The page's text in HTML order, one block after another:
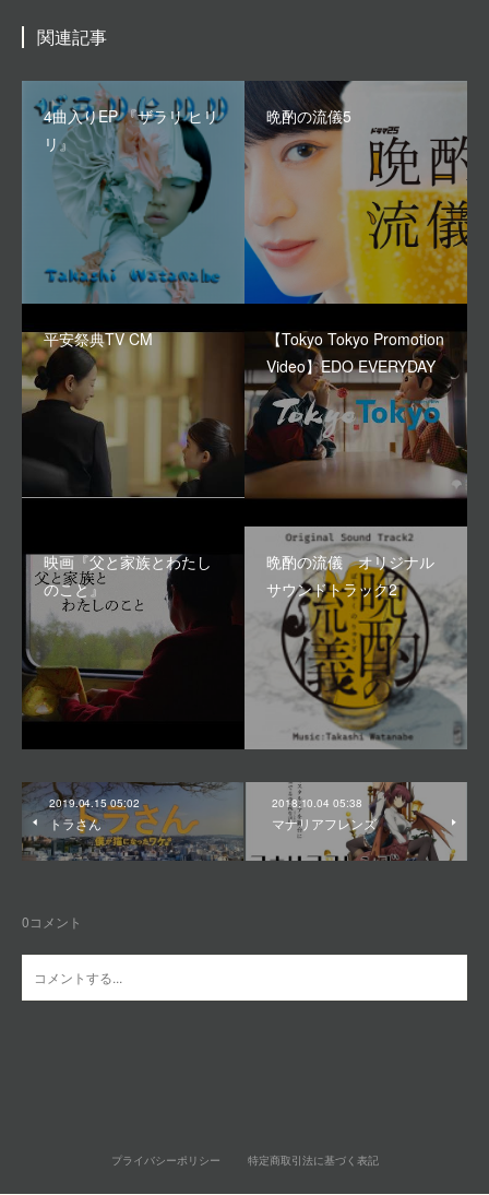
関連記事
4曲入りEP 『ザラリ ヒリ
リ』
晩酌の流儀5
平安祭典TV CM
【Tokyo Tokyo Promotion
Video】EDO EVERYDAY
映画『父と家族とわたし
のこと』
晩酌の流儀 オリジナル
サウンドトラック2
2019.04.15 05:02
トラさん
2018.10.04 05:38
マナリアフレンズ
0コメント
プライバシーポリシー 特定商取引法に基づく表記